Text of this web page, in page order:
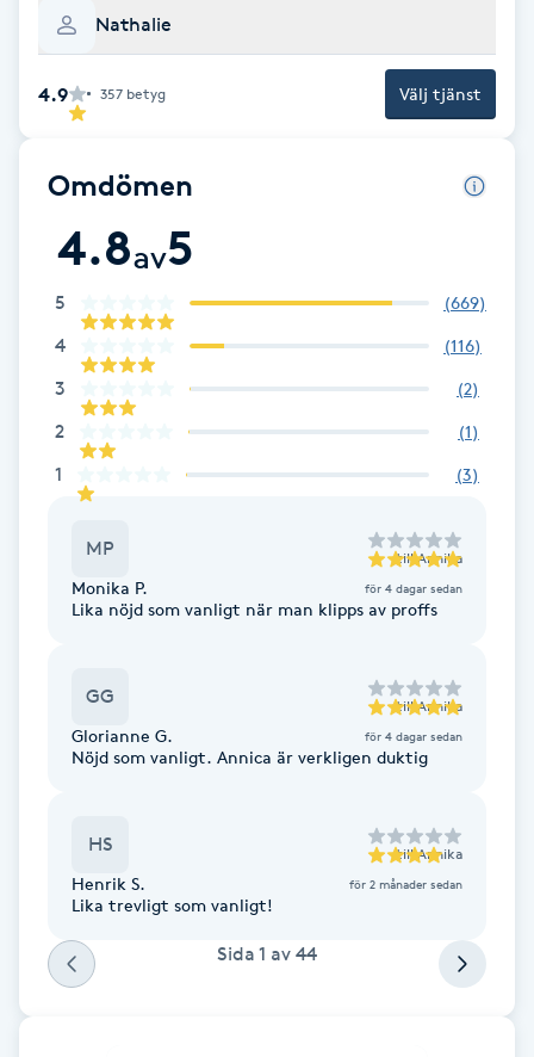
Damklippning
Enzympeeling
Extensions
Extensions borttagning
Face framing
Fet hårbotten
Fibromassage
Fillers
Fotmassage
Nathalie
4.9 357 betyg Välj tjänst
Omdömen
4.8av5
5 (669)
4 (116)
3 (2)
2 (1)
1 (3)
MP till Annika
Monika P. för 4 dagar sedan
Lika nöjd som vanligt när man klipps av proffs
GG till Annika
Glorianne G. för 4 dagar sedan
Nöjd som vanligt. Annica är verkligen duktig
HS till Annika
Henrik S. för 2 månader sedan
Lika trevligt som vanligt!
Sida 1 av 44